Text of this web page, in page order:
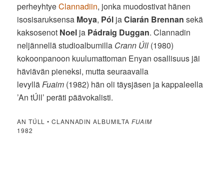
perheyhtyeClannadiin, jonka muodostivat hänen
isosisaruksensa Moya, Pól jaCiarán Brennan sekä
kaksosenot Noel ja Pádraig Duggan. Clannadin
neljännellä studioalbumilla Crann Úll (1980)
kokoonpanoon kuulumattoman Enyan osallisuus jäi
häviävän pieneksi, mutta seuraavalla
levylläFuaim (1982) hän oli täysjäsen ja kappaleella
’An tÚll’ peräti päävokalisti.
AN TÚLL • CLANNADIN ALBUMILTAFUAIM
1982